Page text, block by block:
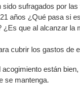
sufragados por
años ¿Qué pasa si
que al alcanzar
cubrir los gastos de
están
se mantenga.